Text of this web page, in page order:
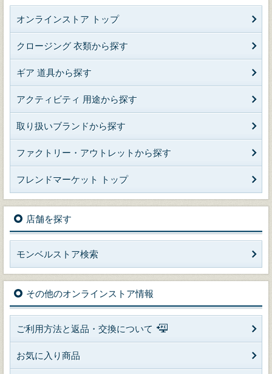
オンラインストア トップ
クロージング 衣類から探す
ギア 道具から探す
アクティビティ 用途から探す
取り扱いブランドから探す
ファクトリー・アウトレットから探す
フレンドマーケット トップ
店舗を探す
モンベルストア検索
その他のオンラインストア情報
ご利用方法と返品・交換について
お気に入り商品